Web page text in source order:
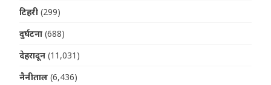
टिहरी (299)
दुर्घटना (688)
देहरादून (11,031)
नैनीताल (6,436)